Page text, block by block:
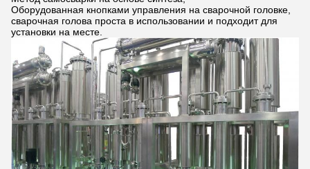
Оборудованная кнопками управления на сварочной головке,
сварочная голова проста в использовании и подходит для
установки на месте.